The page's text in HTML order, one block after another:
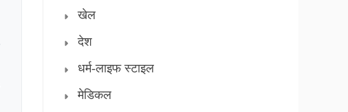
खेल
देश
धर्म-लाइफ स्टाइल
मेडिकल